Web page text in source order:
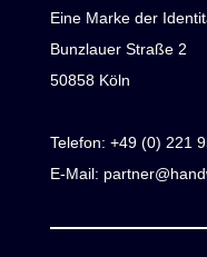
Eine Marke der
Bunzlauer Straße 2
50858 Köln
Telefon: +49 (0) 221
E-Mail: